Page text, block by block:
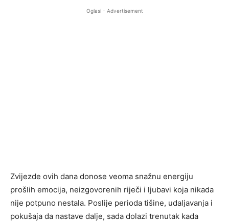
Oglasi - Advertisement
Zvijezde ovih dana donose veoma snažnu energiju
prošlih emocija, neizgovorenih riječi i ljubavi koja nikada
nije potpuno nestala. Poslije perioda tišine, udaljavanja i
pokušaja da nastave dalje, sada dolazi trenutak kada